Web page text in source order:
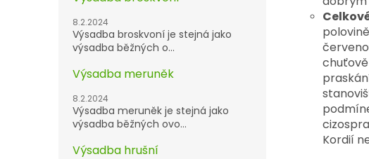
8.2.2024
Výsadba broskvoní je stejná jako
výsadba běžných o...
Výsadba meruněk
8.2.2024
Výsadba meruněk je stejná jako
výsadba běžných ovo...
Výsadba hrušní
Kordií